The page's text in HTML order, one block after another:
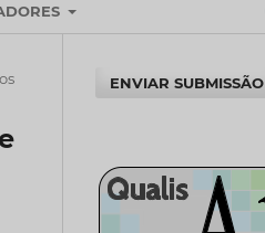
ENVIAR SUBMISSÃO